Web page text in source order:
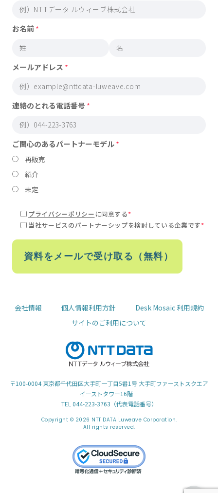
お名前*
メールアドレス *
連絡のとれる電話番号 *
ご関心のあるパートナーモデル*
再販売
紹介
未定
プライバシーポリシー に同意する*
当社サービスのパートナーシップを検討している企業です*
会社情報 個人情報利用方針
Desk Mosaic 利用規約
サイトのご利用について
〒100-0004 東京都千代田区大手町一丁目5番1号 大手町ファーストスクエア
イーストタワー16階
TEL 044-223-3763（代表電話番号）
Copyright © 2026 NTT DATA Luweave Corporation.
All rights reserved.